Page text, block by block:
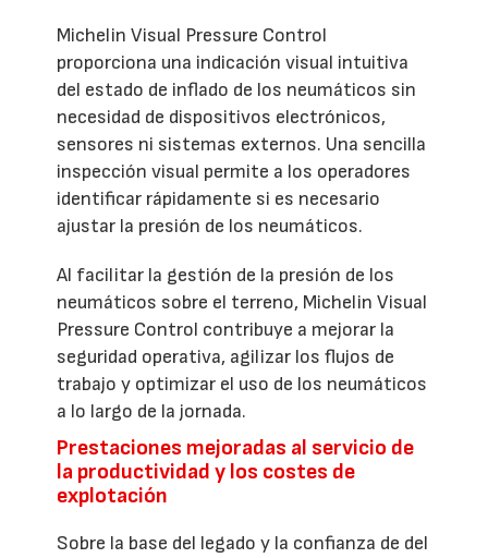
Michelin Visual Pressure Control
proporciona una indicación visual intuitiva
del estado de inflado de los neumáticos sin
necesidad de dispositivos electrónicos,
sensores ni sistemas externos. Una sencilla
inspección visual permite a los operadores
identificar rápidamente si es necesario
ajustar la presión de los neumáticos.
Al facilitar la gestión de la presión de los
neumáticos sobre el terreno, Michelin Visual
Pressure Control contribuye a mejorar la
seguridad operativa, agilizar los flujos de
trabajo y optimizar el uso de los neumáticos
a lo largo de la jornada.
Prestaciones mejoradas al servicio de
la productividad y los costes de
explotación
Sobre la base del legado y la confianza de del